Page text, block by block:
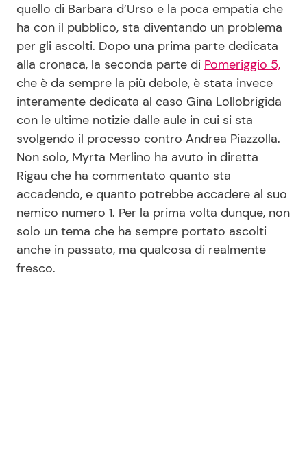
quello di Barbara d’Urso e la poca empatia che
ha con il pubblico, sta diventando un problema
per gli ascolti. Dopo una prima parte dedicata
alla cronaca, la seconda parte di Pomeriggio 5,
che è da sempre la più debole, è stata invece
interamente dedicata al caso Gina Lollobrigida
con le ultime notizie dalle aule in cui si sta
svolgendo il processo contro Andrea Piazzolla.
Non solo, Myrta Merlino ha avuto in diretta
Rigau che ha commentato quanto sta
accadendo, e quanto potrebbe accadere al suo
nemico numero 1. Per la prima volta dunque, non
solo un tema che ha sempre portato ascolti
anche in passato, ma qualcosa di realmente
fresco.